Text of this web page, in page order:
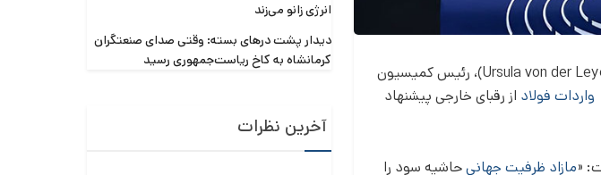
استراسبورگ (Strasbourg)، ۱۰ سپتامبر (Sept 10) – اورسولا فون در لاین (Ursula von der Leyen)، رئیس کمیسیون
واردات فولاد از رقبای خارجی پیشنهاد
مازاد ظرفیت جهانیحاشیه سود را
انرژی زانو می‌زند
دیدار پشت درهای بسته: وقتی صدای صنعتگران
کرمانشاه به کاخ ریاست‌جمهوری رسید
آخرین نظرات